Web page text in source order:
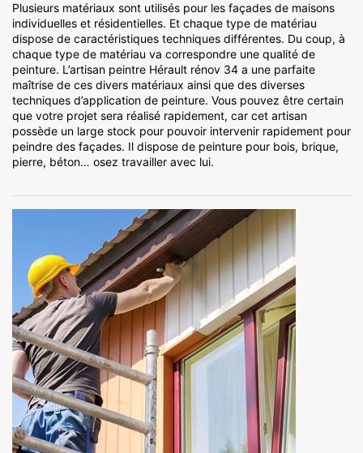
Plusieurs matériaux sont utilisés pour les façades de maisons
individuelles et résidentielles. Et chaque type de matériau
dispose de caractéristiques techniques différentes. Du coup, à
chaque type de matériau va correspondre une qualité de
peinture. L’artisan peintre Hérault rénov 34 a une parfaite
maîtrise de ces divers matériaux ainsi que des diverses
techniques d’application de peinture. Vous pouvez être certain
que votre projet sera réalisé rapidement, car cet artisan
possède un large stock pour pouvoir intervenir rapidement pour
peindre des façades. Il dispose de peinture pour bois, brique,
pierre, béton… osez travailler avec lui.